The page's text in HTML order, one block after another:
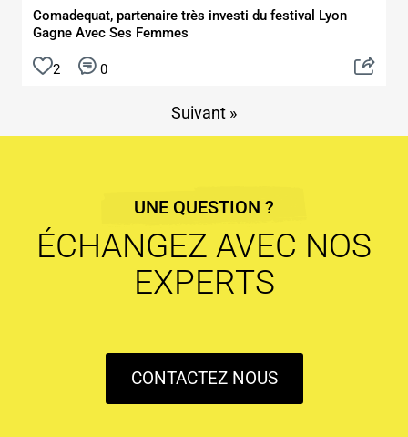
Comadequat, partenaire très investi du festival Lyon
Gagne Avec Ses Femmes
2 0
Suivant »
UNE QUESTION ?
ÉCHANGEZ AVEC NOS
EXPERTS
CONTACTEZ NOUS